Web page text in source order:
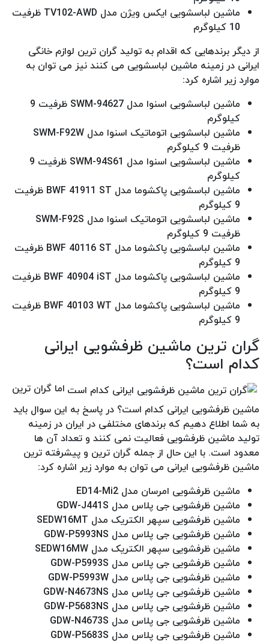
ماشین لباسشویی ایکس ویژن مدل TV102-AWD ظرفیت
10 کیلوگرم
از دیگر برندهایی که اقدام به تولید گران ترین لوازم خانگی
ایرانی در زمینه ماشین لباسشویی می کنند نیز می توان به
موارد زیر اشاره کرد:
ماشین لباسشویی اسنوا مدل SWM-94627 ظرفیت 9
کیلوگرم
ماشین لباسشویی اتوماتیک اسنوا مدل SWM-F92W
ظرفیت 9 کیلوگرم
ماشین لباسشویی اسنوا مدل SWM-94S61 ظرفیت 9
کیلوگرم
ماشین لباسشویی پاکشوما مدل BWF 41911 ST ظرفیت
9 کیلوگرم
ماشین لباسشویی اتوماتیک اسنوا مدل SWM-F92S
ظرفیت 9 کیلوگرم
ماشین لباسشویی پاکشوما مدل BWF 40116 ST ظرفیت
9 کیلوگرم
ماشین لباسشویی پاکشوما مدل BWF 40904 iST ظرفیت
9 کیلوگرم
ماشین لباسشویی پاکشوما مدل BWF 40103 WT ظرفیت
9 کیلوگرم
گران ترین ماشین ظرفشویی ایرانی
کدام است؟
اما گران ترین
ماشین ظرفشویی ایرانی کدام است؟ در پاسخ به این سوال باید
به شما اطلاع دهیم که برندهای مختلفی در ایران در زمینه
تولید ماشین ظرفشویی فعالیت نمی کنند و تعداد آن ها
معدود است. با این حال از جمله گران ترین و پیشرفته ترین
ماشین ظرفشویی ایرانی می توان به موارد زیر اشاره کرد:
ماشین ظرفشویی امرسان مدل ED14-Mi2
ماشین ظرفشویی جی پلاس مدل GDW-J441S
ماشین ظرفشویی سپهر الکتریک مدل SEDW16MT
ماشین ظرفشویی جی پلاس مدل GDW-P5993NS
ماشین ظرفشویی سپهر الکتریک مدل SEDW16MW
ماشین ظرفشویی جی پلاس مدل GDW-P5993S
ماشین ظرفشویی جی پلاس مدل GDW-P5993W
ماشین ظرفشویی جی پلاس مدل GDW-N4673NS
ماشین ظرفشویی جی پلاس مدل GDW-P5683NS
ماشین ظرفشویی جی پلاس مدل GDW-N4673S
ماشین ظرفشویی جی پلاس مدل GDW-P5683S